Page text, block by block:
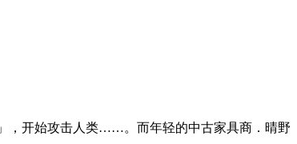
，开始攻击人类……。而年轻的中古家具商．晴野